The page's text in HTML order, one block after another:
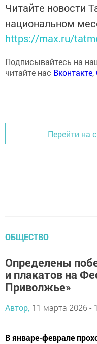
Читайте новости
национальном
https://max.ru/
Подписывайтесь на
читайте нас Вконтакте,
Перейти на
ОБЩЕСТВО
Определены
и плакатов на
Приволжье»
Автор, 11 марта 2026 -
В январе-феврале